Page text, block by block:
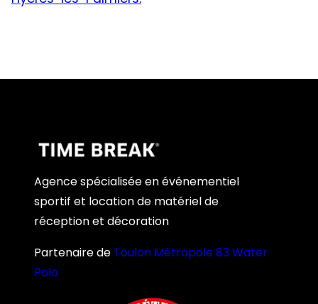
Agence spécialisée en événementiel
sportif et location de matériel de
réception et décoration
Partenaire de Toulon Métropole 83 Water
Polo